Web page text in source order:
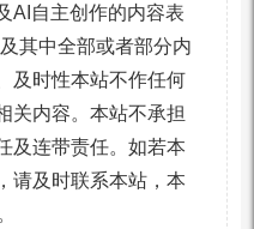
AI自主创作的内容表
其中全部或者部分内
及时性本站不作任何
关内容。本站不承担
及连带责任。如若本
请及时联系本站，本